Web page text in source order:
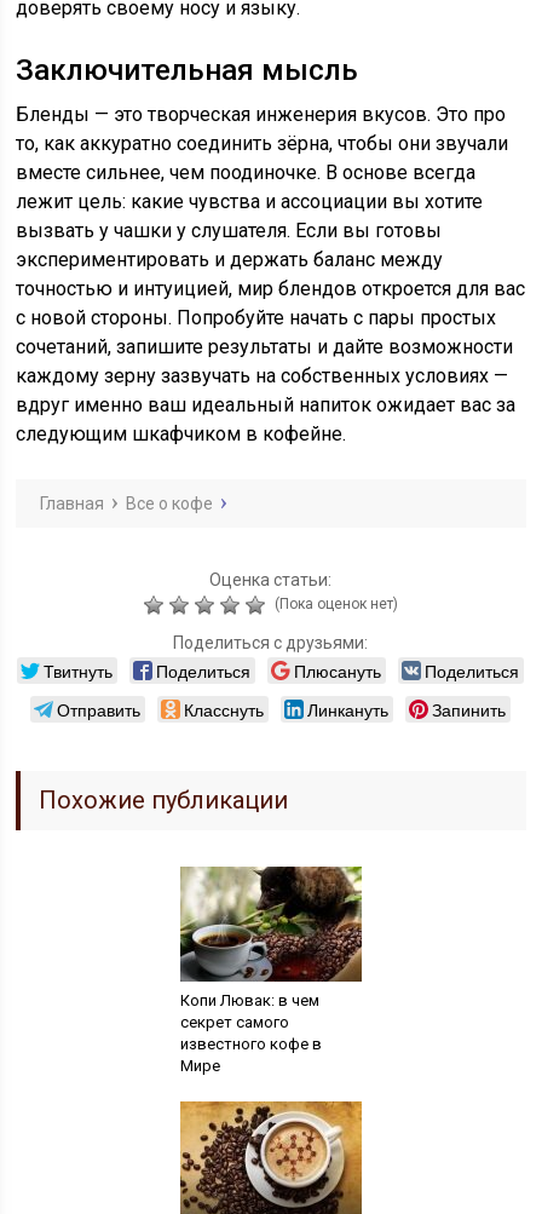
доверять своему носу и языку.
Заключительная мысль
Бленды — это творческая инженерия вкусов. Это про
то, как аккуратно соединить зёрна, чтобы они звучали
вместе сильнее, чем поодиночке. В основе всегда
лежит цель: какие чувства и ассоциации вы хотите
вызвать у чашки у слушателя. Если вы готовы
экспериментировать и держать баланс между
точностью и интуицией, мир блендов откроется для вас
с новой стороны. Попробуйте начать с пары простых
сочетаний, запишите результаты и дайте возможности
каждому зерну зазвучать на собственных условиях —
вдруг именно ваш идеальный напиток ожидает вас за
следующим шкафчиком в кофейне.
Главная Все о кофе
Оценка статьи:
(Пока оценок нет)
Поделиться с друзьями:
Твитнуть Поделиться Плюсануть
Поделиться
Отправить
Класснуть Линкануть Запинить
Похожие публикации
Копи Лювак: в чем
секрет самого
известного кофе в
Мире